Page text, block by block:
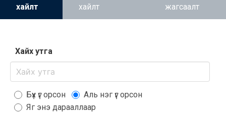
хайлт
хайлт
жагсаалт
Хайх утга
Бүх үг орсон
Аль нэг үг орсон
Яг энэ дарааллаар